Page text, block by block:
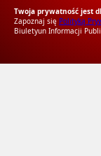
Twoja prywatność jest
Zapoznaj się Polityką
Biuletyun Informacji